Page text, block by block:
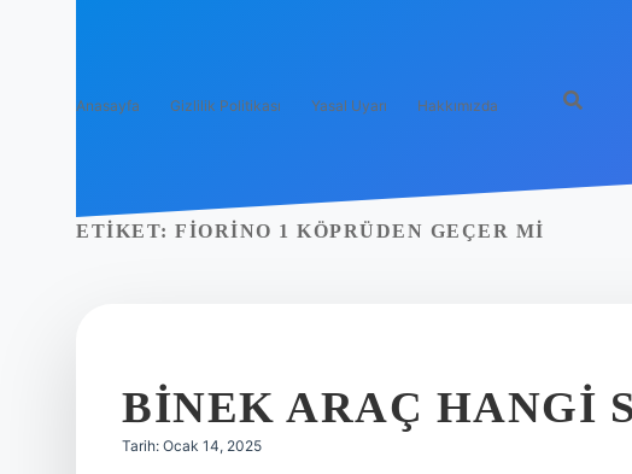
Anasayfa Gizlilik Politikası Yasal Uyarı Hakkımızda
ETIKET: FIORINO 1 KÖPRÜDEN GEÇER MI
BINEK ARAÇ HANGI
Tarih: Ocak 14, 2025